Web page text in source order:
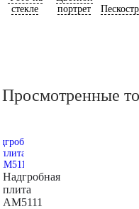
стекле
портрет
Просмотренные
Надгробная
плита
AM5111